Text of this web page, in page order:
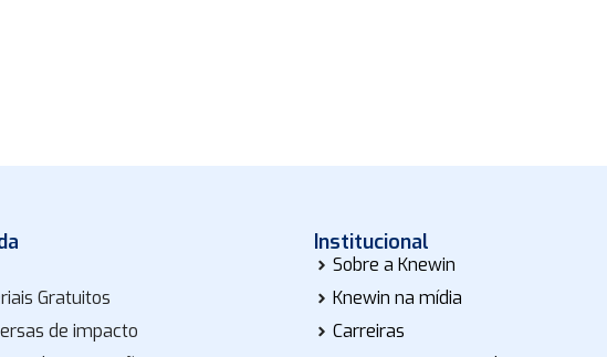
Gratuitos
de impacto
Institucional
Sobre a Knewin
Knewin na mídia
Carreiras